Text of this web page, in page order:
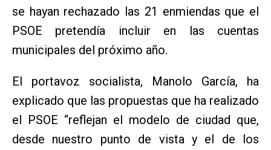
se hayan rechazado las 21 enmiendas que el
PSOE pretendía incluir en las cuentas
municipales del próximo año.
El portavoz socialista, Manolo García, ha
explicado que las propuestas que ha realizado
el PSOE “reflejan el modelo de ciudad que,
desde nuestro punto de vista y el de los